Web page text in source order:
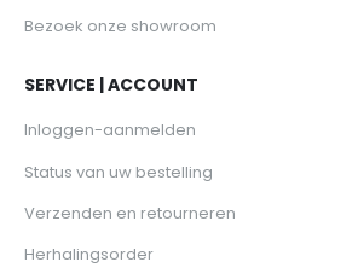
Bezoek onze showroom
SERVICE | ACCOUNT
Inloggen-aanmelden
Status van uw bestelling
Verzenden en retourneren
Herhalingsorder